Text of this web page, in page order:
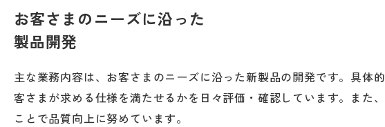
お客さまのニーズに沿った
製品開発
主な業務内容は、お客さまのニーズに沿った新製品の開発です。具
客さまが求める仕様を満たせるかを日々評価・確認しています。また
ことで品質向上に努めています。